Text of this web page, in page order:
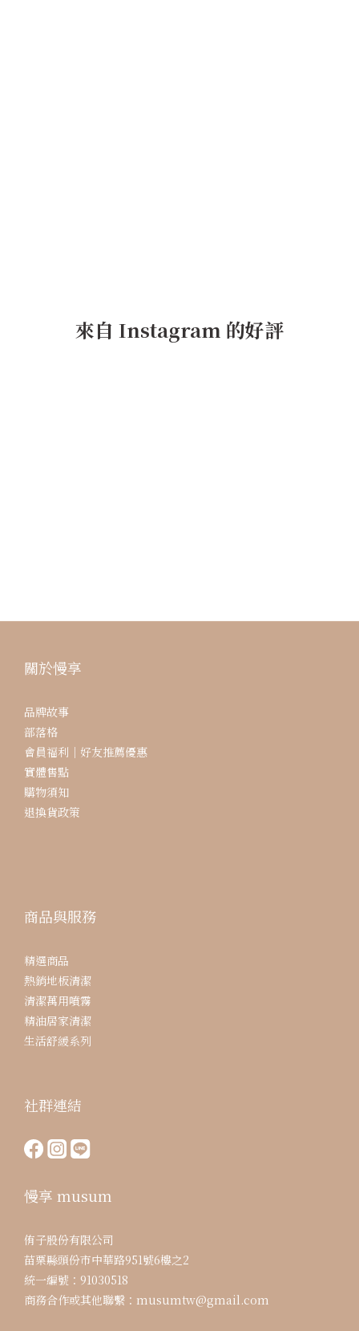
來自 Instagram 的好評
關於慢享
品牌故事
部落格
會員福利｜好友推薦優惠
實體售點
購物須知
退換貨政策
商品與服務
精選商品
熱銷地板清潔
清潔萬用噴霧
精油居家清潔
生活舒緩系列
社群連結
慢享 musum
侑子股份有限公司
苗栗縣頭份市中華路951號6樓之2
統一編號：91030518
商務合作或其他聯繫：musumtw@gmail.com